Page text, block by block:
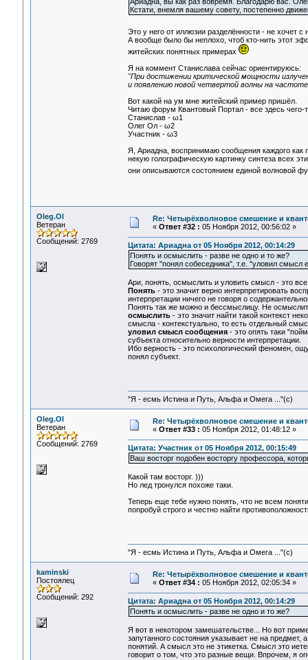
Кстати, внемля вашему совету, постепенно
Это у него от иллюзии разделённости - не хочет
А вообще было бы неплохо, чтоб кто-нить этот
житейских понятных примерах
Я на коммент Станислава сейчас ориентируюсь:
"При достижении критической мощности
и появлению новой четвертой волны на
Вот какой на ум мне житейский пример пришёл.
Читаю форум Квантовый Портал - все здесь чего-
Станислав - ω1
Олег Ол - ω2
Участник - ω3
Я, Ариадна, воспринимаю сообщения каждого как
некую голографическую картинку синтеза всех
они описываются состоянием единой волновой
Oleg.Ol
Ветеран
Сообщений: 2769
Re: Четырёхволновое смешение и
« Ответ #32 : 05 Ноября 2012, 00:56:02 »
Цитата: Ариадна от 05 Ноября 2012, 00:14:29
Понять и осмыслить - разве не одно и то же?
Говорят "понял собеседника", т.е. "уловил смысл
Ари, понять, осмыслить и уловить смысл - это
Понять- это значит верно интерпретировать
интерпретации ничего не говоря о
Понять так же можно и бессмыслицу. Не
осмыслить- это значит найти такой контекст
смысла - контекстуально, то есть отдельный
уловил смысл сообщения- это опять таки
субъекта относительно верности интерпретации.
Ибо верность - это психологический феномен,
понял субъект.
"Я - есмь Истина и Путь, Альфа и Омега ..."(с)
Oleg.Ol
Ветеран
Сообщений: 2769
Re: Четырёхволновое смешение и
« Ответ #33 : 05 Ноября 2012, 01:48:12 »
Цитата: Участник от 05 Ноября 2012, 00:15:49
Ваш восторг подобен восторгу профессора,
Какой там восторг. )))
Но лед тронулся похоже таки.
Теперь еще тебе нужно понять, что не всем
попробуй строго и честно найти
"Я - есмь Истина и Путь, Альфа и Омега ..."(с)
kaminski
Постоялец
Сообщений: 292
Re: Четырёхволновое смешение и
« Ответ #34 : 05 Ноября 2012, 02:05:34 »
Цитата: Ариадна от 05 Ноября 2012, 00:14:29
Понять и осмыслить - разве не одно и то же?
Я вот в некотором замешательстве... Но вот
запутанного состояния указывает не на
понятий. А смысл это не этикетка. Смысл это
говорит о том, что это разные вещи. Впрочем, я